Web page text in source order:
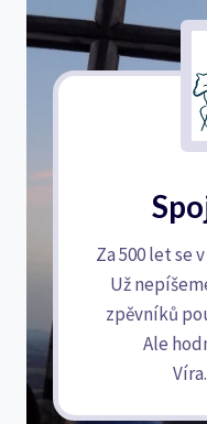
Za 500 let se
Už
zpěvníků
Ale